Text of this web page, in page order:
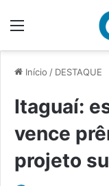
Início / DESTAQUE
Itaguaí:
vence
projeto